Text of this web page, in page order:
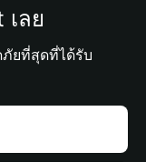
ลย
ยที่สุดที่ได้รับ